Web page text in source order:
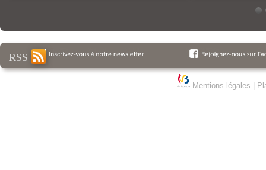
RSS
Mentions légales